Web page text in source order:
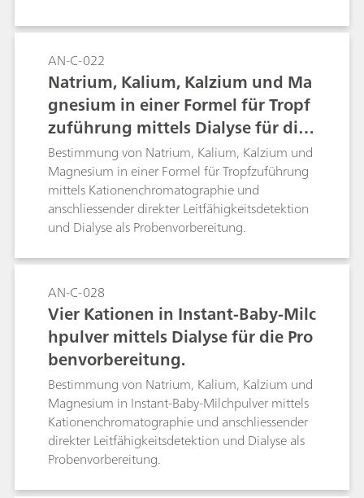
dann an der anderen Elektrode durchgeführt
werden.
AN-C-022
Natrium, Kalium, Kalzium und Ma
gnesium in einer Formel für Tropf
zuführung mittels Dialyse für die
Probenvorbereitung.
Bestimmung von Natrium, Kalium, Kalzium und
Magnesium in einer Formel für Tropfzuführung
mittels Kationenchromatographie und
anschliessender direkter Leitfähigkeitsdetektion
und Dialyse als Probenvorbereitung.
AN-C-028
Vier Kationen in Instant-Baby-Milc
hpulver mittels Dialyse für die Pro
benvorbereitung.
Bestimmung von Natrium, Kalium, Kalzium und
Magnesium in Instant-Baby-Milchpulver mittels
Kationenchromatographie und anschliessender
direkter Leitfähigkeitsdetektion und Dialyse als
Probenvorbereitung.